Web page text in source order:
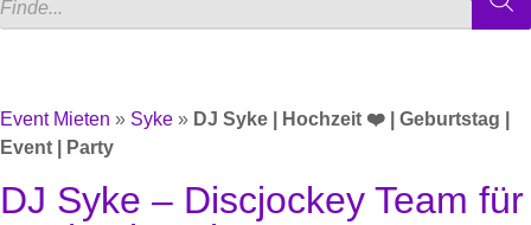
Event Mieten » Syke » DJ Syke | Hochzeit ❤️ | Geburtstag |
Event | Party
DJ Syke – Discjockey Team für